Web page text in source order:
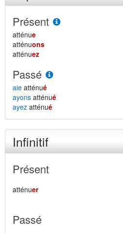
Présent
atténue
atténuons
atténuez
Passé
aie atténué
ayons atténué
ayez atténué
Infinitif
Présent
atténuer
Passé